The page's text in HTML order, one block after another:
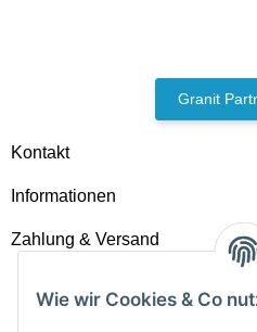
Wie wir Cookies & Co
Granit
Kontakt
Informationen
Zahlung & Versand